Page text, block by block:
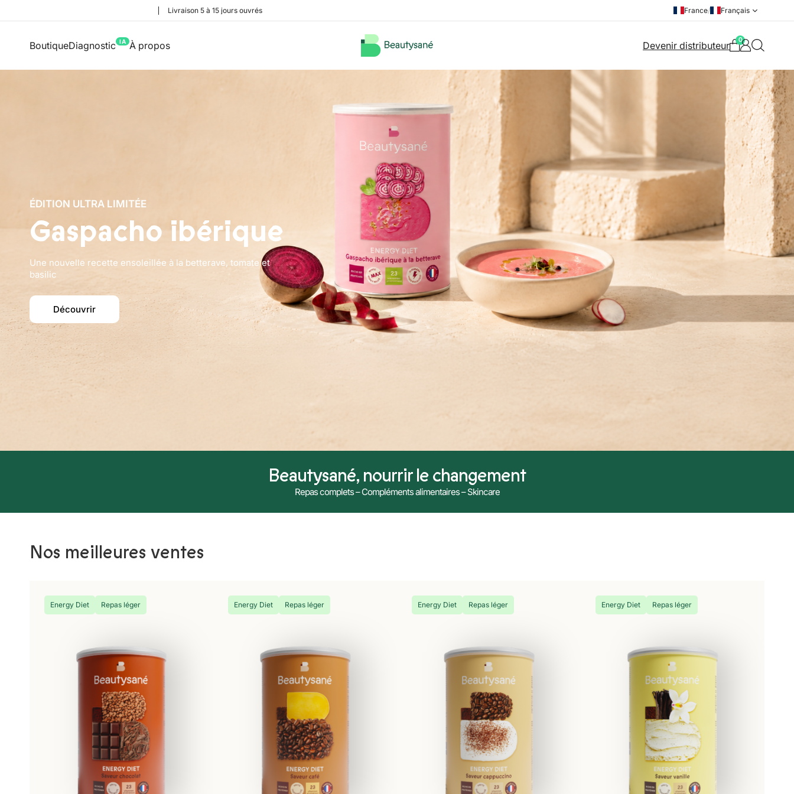
Livraison 5 à 15 jours ouvrés France/ Français
BoutiqueDiagnostic IA À propos Devenir distributeur 0
ÉDITION ULTRA LIMITÉE
Gaspacho ibérique
Une nouvelle recette ensoleillée à la betterave, tomate et
basilic
Découvrir
Beautysané, nourrir le changement
Repas complets – Compléments alimentaires – Skincare
Nos meilleures ventes
Energy Diet Repas léger Energy Diet Repas léger Energy Diet Repas léger Energy Diet Repas léger